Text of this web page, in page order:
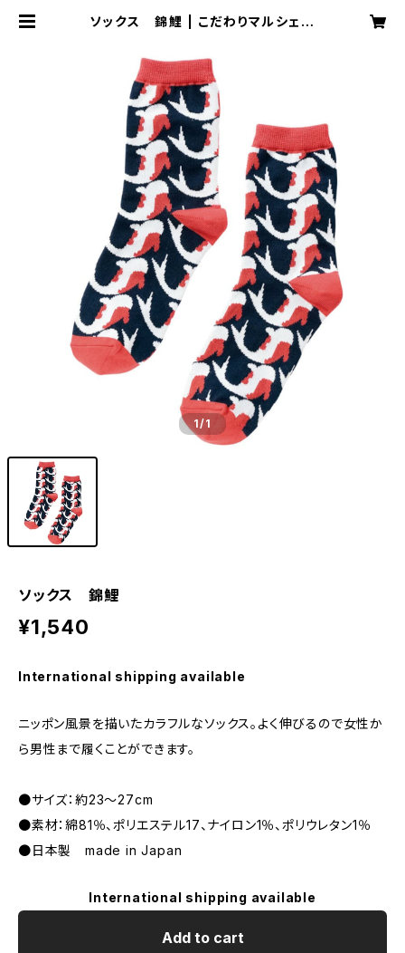
ソックス 錦鯉 | こだわりマルシェ O
1/1
ソックス 錦鯉
¥1,540
International shipping available
ニッポン風景を描いたカラフルなソックス。よく伸びるので女性か
ら男性まで履くことができます。
●サイズ：約23〜27cm
●素材：綿81％、ポリエステル17、ナイロン1％、ポリウレタン1％
●日本製 made in Japan
International shipping available
Add to cart